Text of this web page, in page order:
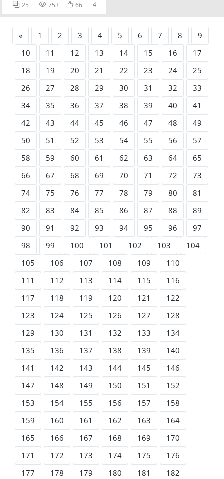
 25  753  66 4
« 1 2 3 4 5 6 7 8
9
10
11 12 13 14 15 16
17
18
19 20 21 22 23 24
25
26
27 28 29 30 31 32
33
34
35 36 37 38 39 40
41
42
43 44 45 46 47 48
49
50
51 52 53 54 55 56
57
58
59 60 61 62 63 64
65
66
67 68 69 70 71 72
73
74
75 76 77 78 79 80
81
82
83 84 85 86 87 88
89
90
91 92 93 94 95 96
97
98
99 100 101 102 103
104
105
106 107 108 109
110
111
112 113 114 115
116
117
118 119 120 121
122
123
124 125 126 127
128
129
130 131 132 133
134
135
136 137 138 139
140
141
142 143 144 145
146
147
148 149 150 151
152
153
154 155 156 157
158
159
160 161 162 163
164
165
166 167 168 169
170
171
172 173 174 175
176
177
178 179 180 181
182